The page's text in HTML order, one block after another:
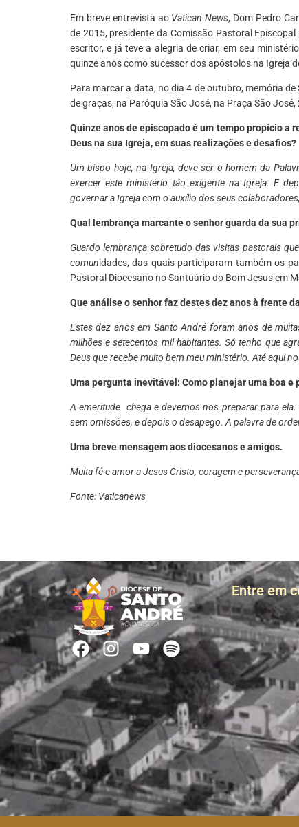
Em breve entrevista ao Vatican News, Dom Pedro
de 2015, presidente da Comissão Pastoral
escritor, e já teve a alegria de criar, em seu
quinze anos como sucessor dos apóstolos na Igreja
Para marcar a data, no dia 4 de outubro, memória
de graças, na Paróquia São José, na Praça São
Quinze anos de episcopado é um tempo propício a
Deus na sua Igreja, em suas realizações e desafios?
Um bispo hoje, na Igreja, deve ser o homem da
exercer este ministério tão exigente na Igreja. E
governar a Igreja com o auxílio dos seus
Qual lembrança marcante o senhor guarda da sua
⁠Guardo lembrança sobretudo das visitas pastorais
comunidades, das quais participaram também os
Pastoral Diocesano no Santuário do Bom Jesus em
Que análise o senhor faz destes dez anos à frente
Estes dez anos em Santo André foram anos de
milhões e setecentos mil habitantes. Só tenho que
Deus que recebe muito bem meu ministério. Até aqui
Uma pergunta inevitável: Como planejar uma boa
A emeritude chega e devemos nos preparar para
sem omissões, e depois o desapego. A palavra de
Uma breve mensagem aos diocesanos e amigos.
Muita fé e amor a Jesus Cristo, coragem e
Fonte: Vaticanews
Entre em